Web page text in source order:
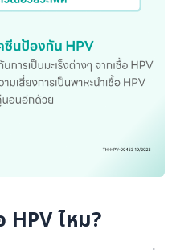
HPV ไหม?